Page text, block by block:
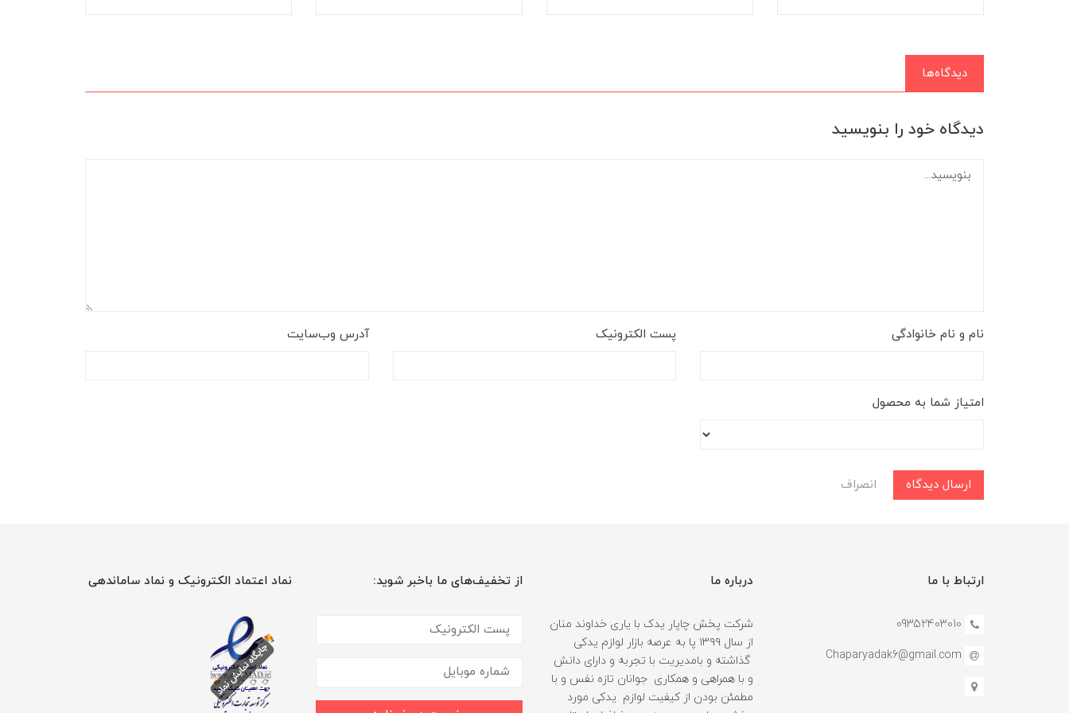
دیدگاه‌ها
دیدگاه خود را بنویسید
نام و نام خانوادگی پست الکترونیک آدرس وب‌سایت
امتیاز شما به محصول
ارسال دیدگاه انصراف
ارتباط با ما
09352403010
Chaparyadak6@gmail.com
درباره ما
شرکت پخش چاپار یدک با یاری خداوند منان
از سال ۱۳۹۹ پا به عرصه بازار لوازم یدکی
گذاشته و بامدیریت با تجربه و دارای دانش
و با همراهی و همکاری جوانان تازه نفس و با
مطمئن بودن از کیفیت لوازم یدکی مورد
از تخفیف‌های ما باخبر شوید: نماد اعتماد الکترونیک و نماد ساماندهی